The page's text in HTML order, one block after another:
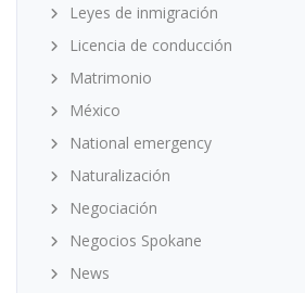
Leyes de inmigración
Licencia de conducción
Matrimonio
México
National emergency
Naturalización
Negociación
Negocios Spokane
News